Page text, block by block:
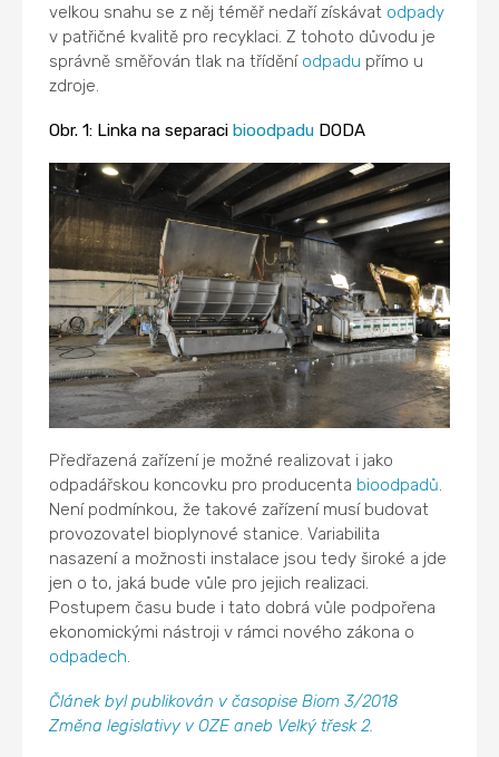
velkou snahu se z něj téměř nedaří získávat odpady
v patřičné kvalitě pro recyklaci. Z tohoto důvodu je
správně směřován tlak na třídění odpadu přímo u
zdroje.
Obr. 1: Linka na separacibioodpadu DODA
Předřazená zařízení je možné realizovat i jako
odpadářskou koncovku pro producenta bioodpadů.
Není podmínkou, že takové zařízení musí budovat
provozovatel bioplynové stanice. Variabilita
nasazení a možnosti instalace jsou tedy široké a jde
jen o to, jaká bude vůle pro jejich realizaci.
Postupem času bude i tato dobrá vůle podpořena
ekonomickými nástroji v rámci nového zákona o
odpadech.
Článek byl publikován v časopise Biom 3/2018
Změna legislativy v OZE aneb Velký třesk 2.